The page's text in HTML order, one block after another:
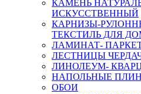
КАМЕНЬ
ИСКУССТВЕННЫЙ
КАРНИЗЫ-
ТЕКСТИЛЬ ДЛЯ
ЛАМИНАТ-
ЛЕСТНИЦЫ
ЛИНОЛЕУМ-
НАПОЛЬНЫЕ
ОБОИ